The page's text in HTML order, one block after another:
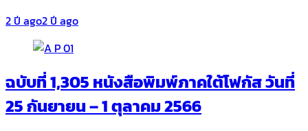
2 ปี ago2 ปี ago
ฉบับที่ 1,305 หนังสือพิมพ์ภาคใต้โฟกัส วันที่
25 กันยายน – 1 ตุลาคม 2566